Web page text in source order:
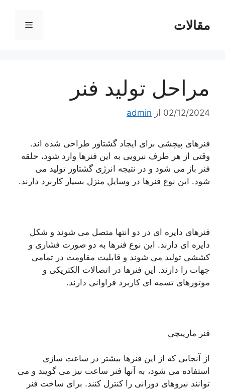
محتوامقالات فهرست
مراحل تولید فنر
02/12/2024 از admin
فنرهای پیچشی برای ایجاد گشتاور طراحی شده اند.
وقتی از هر طرف نیرویی به این فنرها وارد شود، حلقه
فنر باز می شود و در نتیجه انرژی گشتاور تولید می
شود. این نوع فنرها در وسایل منزل بسیار کاربرد دارند.
فنرهای دایره ای در دو انتها متصل می شوند و شکل
دایره ای دارند. این نوع فنرها به دو صورت فشاری و
کششی تولید می شوند و قابلیت مقاومت در تمامی
جهات را دارند. این فنرها در اتصالات الکتریکی و
موتورهای تسمه ای کاربرد فراوانی دارند.
فنر مارپیچی
از آنجایی که از این فنرها بیشتر در ساعت سازی
استفاده می شود، به آنها فنر ساعت نیز می گویند و می
توانند نیروهای دورانی را کنترل کنند. برای ساخت فنر